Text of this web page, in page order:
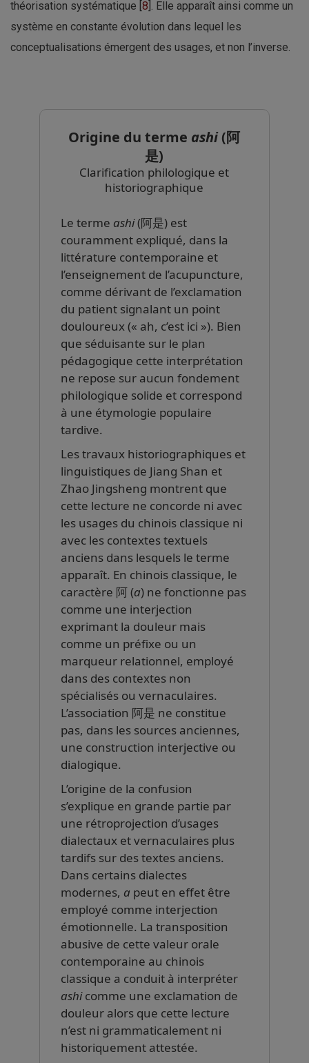
théorisation systématique [ 8 ]. Elle apparaît ainsi comme un
système en constante évolution dans lequel les
conceptualisations émergent des usages, et non l’inverse.
Origine du terme ashi (阿
是)
Clarification philologique et
historiographique
Le terme ashi(阿是) est
couramment expliqué, dans la
littérature contemporaine et
l’enseignement de l’acupuncture,
comme dérivant de l’exclamation
du patient signalant un point
douloureux (« ah, c’est ici »). Bien
que séduisante sur le plan
pédagogique cette interprétation
ne repose sur aucun fondement
philologique solide et correspond
à une étymologie populaire
tardive.
Les travaux historiographiques et
linguistiques de Jiang Shan et
Zhao Jingsheng montrent que
cette lecture ne concorde ni avec
les usages du chinois classique ni
avec les contextes textuels
anciens dans lesquels le terme
apparaît. En chinois classique, le
caractère 阿 (a) ne fonctionne pas
comme une interjection
exprimant la douleur mais
comme un préfixe ou un
marqueur relationnel, employé
dans des contextes non
spécialisés ou vernaculaires.
L’association 阿是 ne constitue
pas, dans les sources anciennes,
une construction interjective ou
dialogique.
L’origine de la confusion
s’explique en grande partie par
une rétroprojection d’usages
dialectaux et vernaculaires plus
tardifs sur des textes anciens.
Dans certains dialectes
modernes, a peut en effet être
employé comme interjection
émotionnelle. La transposition
abusive de cette valeur orale
contemporaine au chinois
classique a conduit à interpréter
ashicomme une exclamation de
douleur alors que cette lecture
n’est ni grammaticalement ni
historiquement attestée.